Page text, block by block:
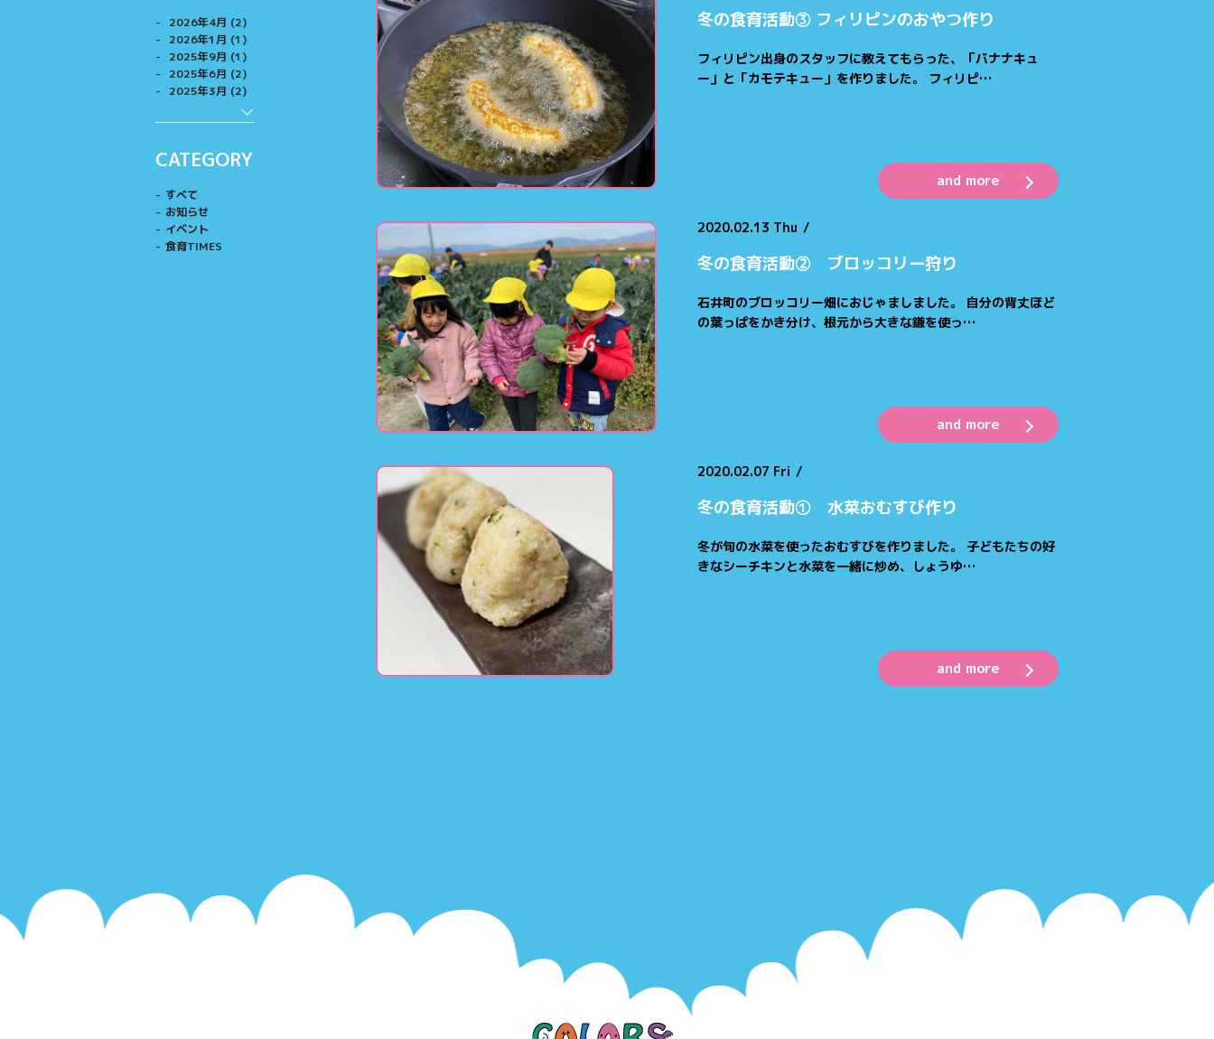
2026年4月 (2)
2026年1月 (1)
2025年9月 (1)
2025年6月 (2)
2025年3月 (2)
CATEGORY
すべて
お知らせ
イベント
食育TIMES
冬の食育活動③ フィリピンのおやつ作り
フィリピン出身のスタッフに教えてもらった、「バナナキュ
ー」と「カモテキュー」を作りました。 フィリピ…
and more
2020.02.13 Thu /
冬の食育活動② ブロッコリー狩り
石井町のブロッコリー畑におじゃましました。 自分の背丈ほど
の葉っぱをかき分け、根元から大きな鎌を使っ…
and more
2020.02.07 Fri /
冬の食育活動① 水菜おむすび作り
冬が旬の水菜を使ったおむすびを作りました。 子どもたちの好
きなシーチキンと水菜を一緒に炒め、しょうゆ…
and more